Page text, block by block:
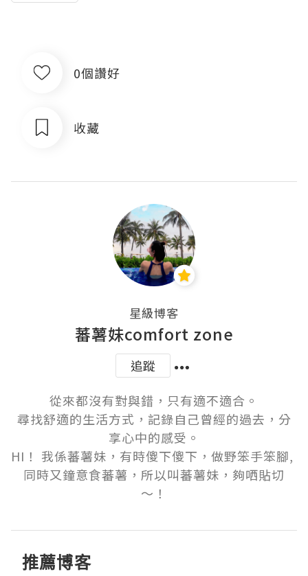
0個讚好
收藏
星級博客
蕃薯妹comfort zone
追蹤
從來都沒有對與錯，只有適不適合。
尋找舒適的生活方式，記錄自己曾經的過去，分
享心中的感受。
HI！ 我係蕃薯妹，有時傻下傻下，做野笨手笨腳,
同時又鐘意食蕃薯，所以叫蕃薯妹，夠哂貼切
～！
推薦博客